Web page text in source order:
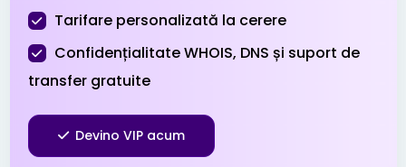
.sbs $0.99 $0.94 $0.89
.site $0.99
Tarifare personalizată la cerere
Confidențialitate WHOIS, DNS și suport de
transfer gratuite
Devino VIP acum